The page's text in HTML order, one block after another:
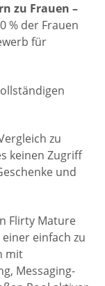
zu Frauen –
% der Frauen
für
zu
keinen Zugriff
und
Flirty Mature
einfach zu
mit
Messaging-